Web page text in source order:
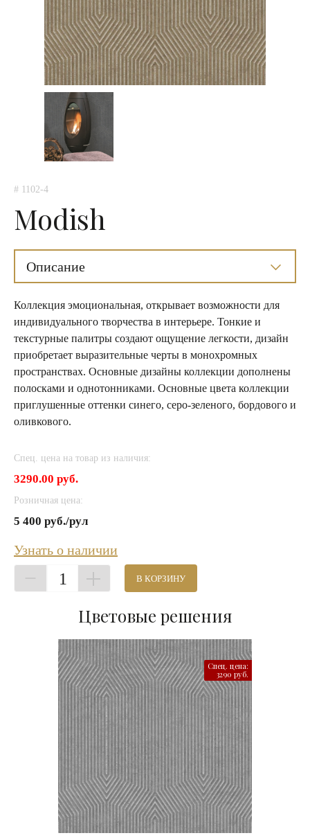
# 1102-4
Modish
Описание
Коллекция эмоциональная, открывает возможности для
индивидуального творчества в интерьере. Тонкие и
текстурные палитры создают ощущение легкости, дизайн
приобретает выразительные черты в монохромных
пространствах. Основные дизайны коллекции дополнены
полосками и однотонниками. Основные цвета коллекции
приглушенные оттенки синего, серо-зеленого, бордового и
оливкового.
Спец. цена на товар из наличия:
3290.00 руб.
Розничная цена:
5 400 руб./рул
Узнать о наличии
1 В КОРЗИНУ
Цветовые решения
Спец. цена:
3290 руб.